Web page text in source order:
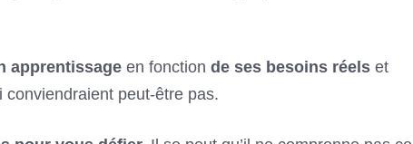
apprentissage en fonction de ses besoins réels et
conviendraient peut-être pas.